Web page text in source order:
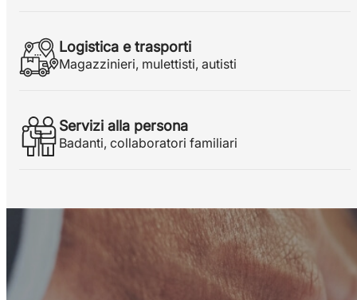
Logistica e trasporti
Magazzinieri, mulettisti, autisti
Servizi alla persona
Badanti, collaboratori familiari